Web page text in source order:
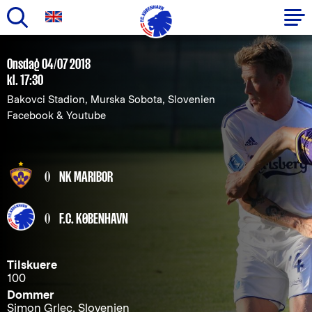
til
hovedindhold
Primær
navigation
Onsdag 04/07 2018
kl. 17:30
Bakovci Stadion, Murska Sobota, Slovenien
Facebook & Youtube
0 NK MARIBOR
0 F.C. KØBENHAVN
Tilskuere
100
Dommer
Simon Grlec, Slovenien